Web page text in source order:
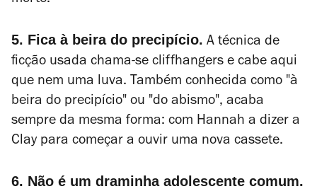
5. Fica à beira do precipício. A técnica de
ficção usada chama-se cliffhangers e cabe aqui
que nem uma luva. Também conhecida como "à
beira do precipício" ou "do abismo", acaba
sempre da mesma forma: com Hannah a dizer a
Clay para começar a ouvir uma nova cassete.
6. Não é um draminha adolescente comum.